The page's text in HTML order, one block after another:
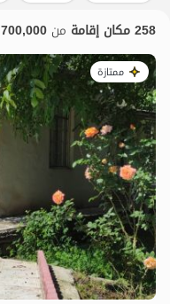
258 مكان إقامة من 700,000
ممتازة